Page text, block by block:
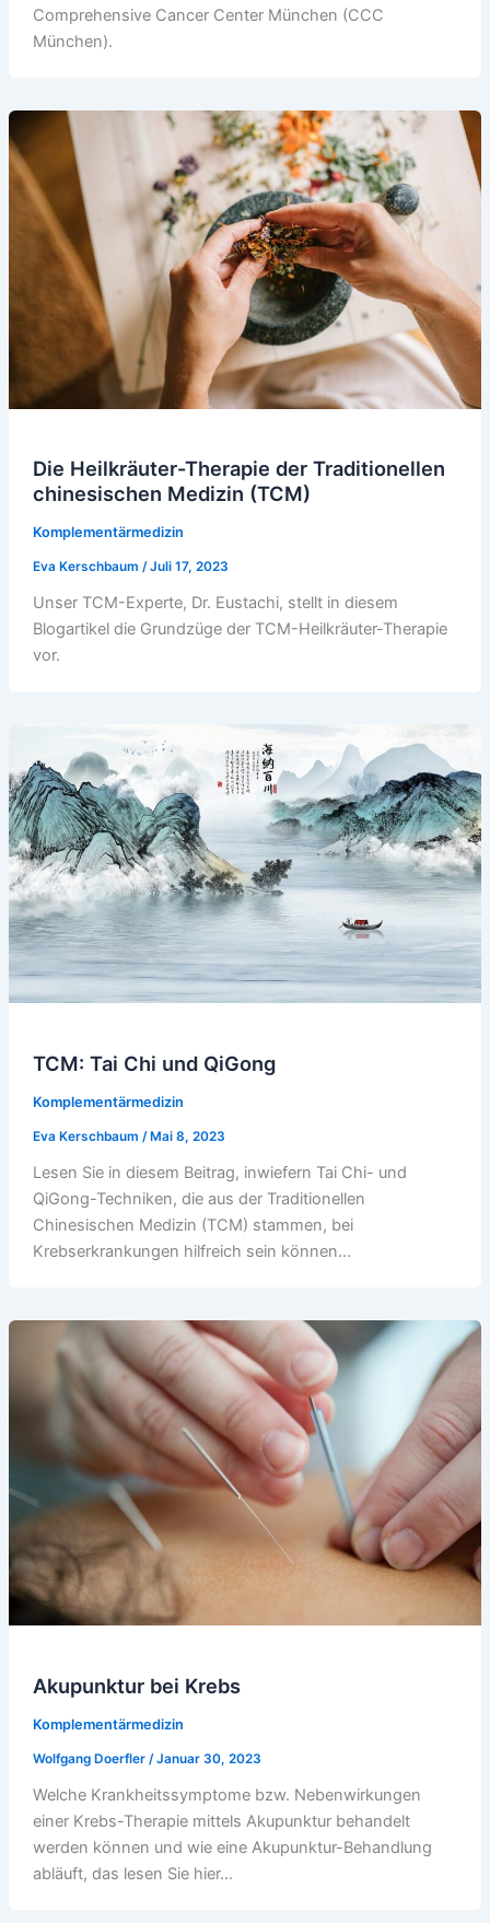
Comprehensive Cancer Center München (CCC
München).
Die Heilkräuter-Therapie der Traditionellen
chinesischen Medizin (TCM)
Komplementärmedizin
Eva Kerschbaum /Juli 17, 2023
Unser TCM-Experte, Dr. Eustachi, stellt in diesem
Blogartikel die Grundzüge der TCM-Heilkräuter-Therapie
vor.
TCM: Tai Chi und QiGong
Komplementärmedizin
Eva Kerschbaum /Mai 8, 2023
Lesen Sie in diesem Beitrag, inwiefern Tai Chi- und
QiGong-Techniken, die aus der Traditionellen
Chinesischen Medizin (TCM) stammen, bei
Krebserkrankungen hilfreich sein können…
Akupunktur bei Krebs
Komplementärmedizin
Wolfgang Doerfler /Januar 30, 2023
Welche Krankheitssymptome bzw. Nebenwirkungen
einer Krebs-Therapie mittels Akupunktur behandelt
werden können und wie eine Akupunktur-Behandlung
abläuft, das lesen Sie hier…